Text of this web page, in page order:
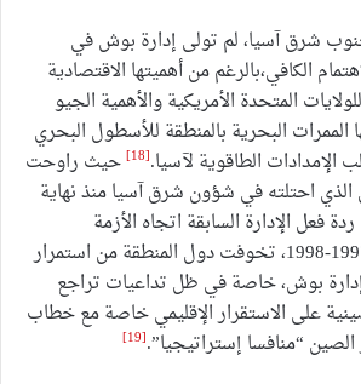
شرق آسيا، لم تولى إدارة بوش في
الكافي،بالرغم من أهميتها الاقتصادية
المتحدة الأمريكية والأهمية الجيو
الممرات البحرية بالمنطقة للأسطول البحري
الإمدادات الطاقوية لآسيا.[18]
حيث راوحت
الذي احتلته في شؤون شرق آسيا منذ نهاية
فعل الإدارة السابقة اتجاه الأزمة
الاقتصادية الآسيوية 1997-1998، تخوفت دول المنطقة من استمرار
بوش، خاصة في ظل تداعيات تراجع
على الاستقرار الإقليمي خاصة مع خطاب
الصين “منافسا إستراتيجيا”.[19]